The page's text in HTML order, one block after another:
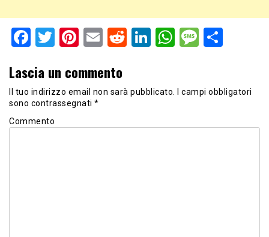
Facebook
Twitter
Pinterest
EmailRedditLinkedIn
WhatsApp
Lascia un commento
Il tuo indirizzo email non sarà pubblicato.
I campi obbligatori
sono contrassegnati *
Commento